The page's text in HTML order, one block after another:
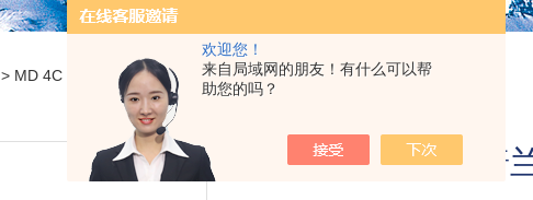
欢迎您！
来自局域网的朋友！有什么可以帮
助您的吗？
> MD 4C NTVACUUBRAND普兰德无油真空三级化学隔膜泵
VACUUBRAND普